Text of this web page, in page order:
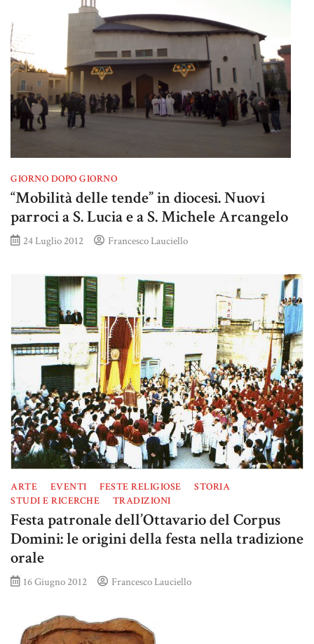
GIORNO DOPO GIORNO
“Mobilità delle tende” in diocesi. Nuovi
parroci a S. Lucia e a S. Michele Arcangelo
24 Luglio 2012 Francesco Lauciello
ARTE EVENTI FESTE RELIGIOSE
STORIA
STUDI E RICERCHE
TRADIZIONI
Festa patronale dell’Ottavario del Corpus
Domini: le origini della festa nella tradizione
orale
16 Giugno 2012 Francesco Lauciello